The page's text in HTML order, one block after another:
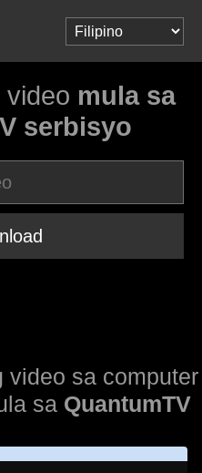
video mula sa
serbisyo
video sa computer
sa QuantumTV